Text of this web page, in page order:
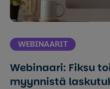
WEBINAARIT
Webinaari: Fiksu
myynnistä